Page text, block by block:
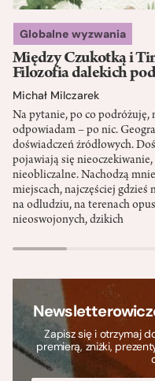
Globalne wyzwania
Między Czukotką i
Filozofia dalekich
Michał Milczarek
Na pytanie, po co podróżuję,
odpowiadam – po nic.
doświadczeń źródłowych.
pojawiają się nieoczekiwanie,
nieobliczalne. Nachodzą
miejscach, najczęściej gdzieś
na odludziu, na terenach
nieoswojonych, dzikich
Zapisz się i otrzymaj
premierą, zniżki,